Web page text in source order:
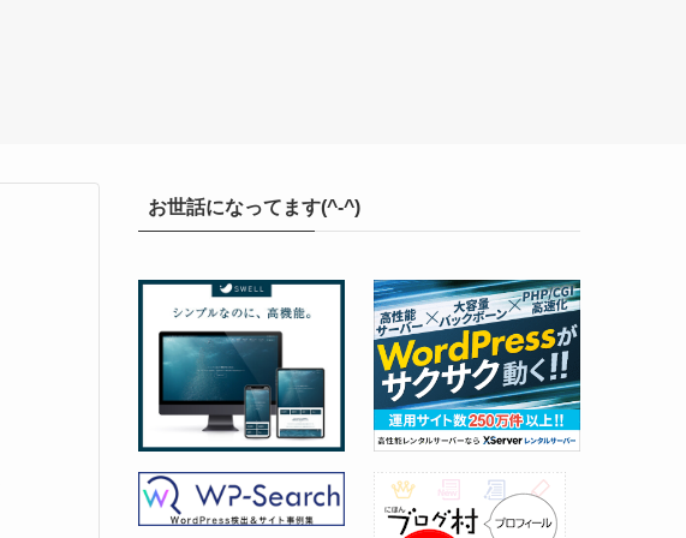
お世話になってます(^-^)